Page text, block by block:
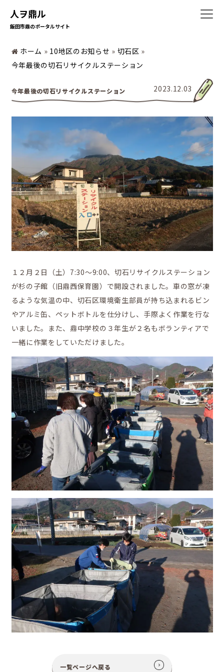
人ヲ鼎ル
飯田市鼎のポータルサイト
ホーム
暮らしの情報
地域の活動
かなえの人特集
鼎地区の魅力
移住をお考えの方へ
お問合せ
ホーム » 10地区のお知らせ » 切石区 »
今年最後の切石リサイクルステーション
2023.12.03
今年最後の切石リサイクルステーション
１２月２日（土）7:30～9:00、切石リサイクルステーション
が杉の子館（旧鼎西保育園）で開設されました。車の窓が凍
るような気温の中、切石区環境衛生部員が持ち込まれるビン
やアルミ缶、ペットボトルを仕分けし、手際よく作業を行な
いました。また、鼎中学校の３年生が２名もボランティアで
一緒に作業をしていただけました。
一覧ページへ戻る